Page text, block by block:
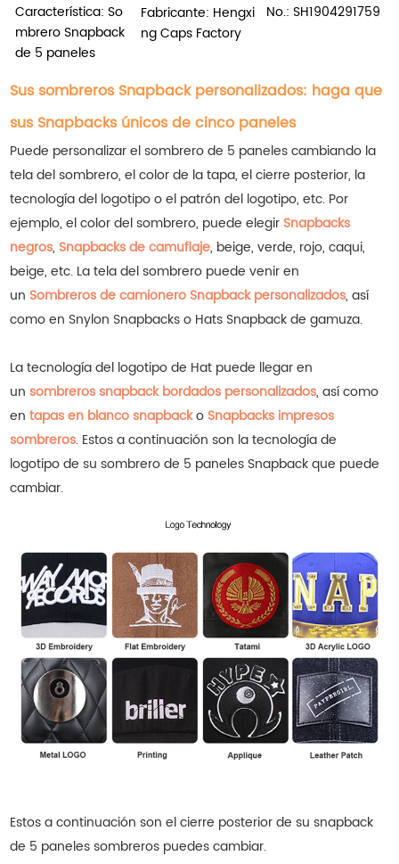
Característica: So
mbrero Snapback
de 5 paneles
Fabricante: Hengxi
ng Caps Factory
No.: SH1904291759
Sus sombreros Snapback personalizados: haga que
sus Snapbacks únicos de cinco paneles
Puede personalizar el sombrero de 5 paneles cambiando la
tela del sombrero, el color de la tapa, el cierre posterior, la
tecnología del logotipo o el patrón del logotipo, etc. Por
ejemplo, el color del sombrero, puede elegir Snapbacks
negros, Snapbacks de camuflaje, beige, verde, rojo, caqui,
beige, etc. La tela del sombrero puede venir en
un Sombreros de camionero Snapback personalizados, así
como en Snylon Snapbacks o Hats Snapback de gamuza.
La tecnología del logotipo de Hat puede llegar en
un sombreros snapback bordados personalizados, así como
entapas en blanco snapbacko Snapbacks impresos
sombreros. Estos a continuación son la tecnología de
logotipo de su sombrero de 5 paneles Snapback que puede
cambiar.
Estos a continuación son el cierre posterior de su snapback
de 5 panelessombreros puedes cambiar.